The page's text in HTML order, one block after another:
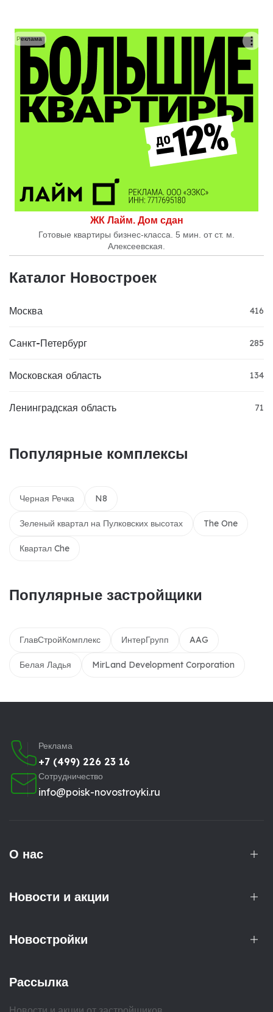
ЖК Лайм. Дом сдан
Готовые квартиры бизнес-класса. 5 мин. от ст. м.
Алексеевская.
Реклама
Каталог Новостроек
Москва 416
Санкт-Петербург 285
Московская область 134
Ленинградская область 71
Популярные комплексы
Черная Речка N8
Зеленый квартал на Пулковских высотах The One
Квартал Che
Популярные застройщики
ГлавСтройКомплекс ИнтерГрупп AAG
Белая Ладья MirLand Development Corporation
Реклама
+7 (499) 226 23 16
Сотрудничество
info@poisk-novostroyki.ru
О нас
Новости и акции
Новостройки
Рассылка